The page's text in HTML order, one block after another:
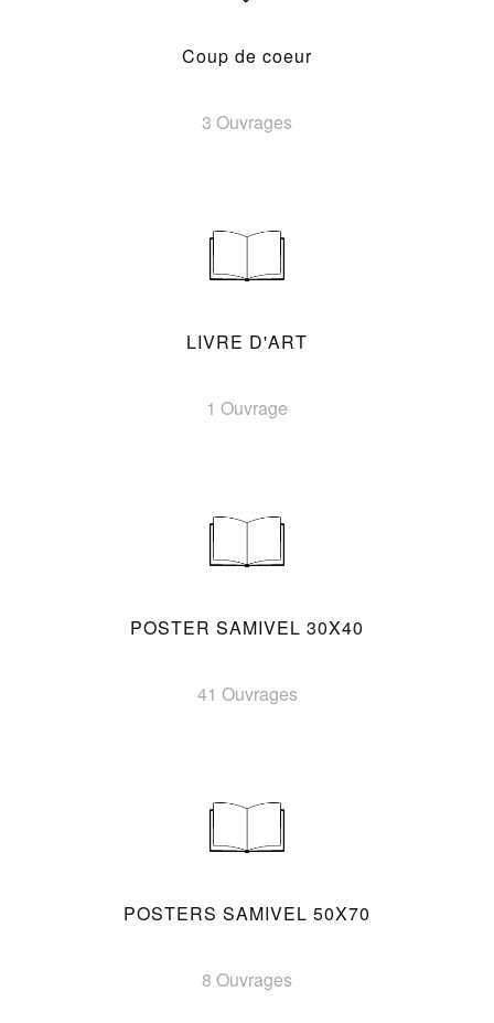
Coup de coeur
3 Ouvrages
LIVRE D'ART
1 Ouvrage
POSTER SAMIVEL 30X40
41 Ouvrages
POSTERS SAMIVEL 50X70
8 Ouvrages